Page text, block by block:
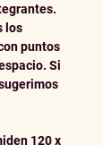
los
puntos
Si
120 x